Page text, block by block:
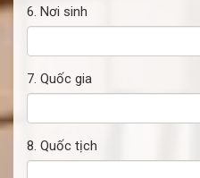
6. Nơi sinh
7. Quốc gia
8. Quốc tịch